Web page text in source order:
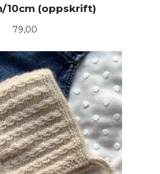
10cm (oppskrift)
Pris
79,00